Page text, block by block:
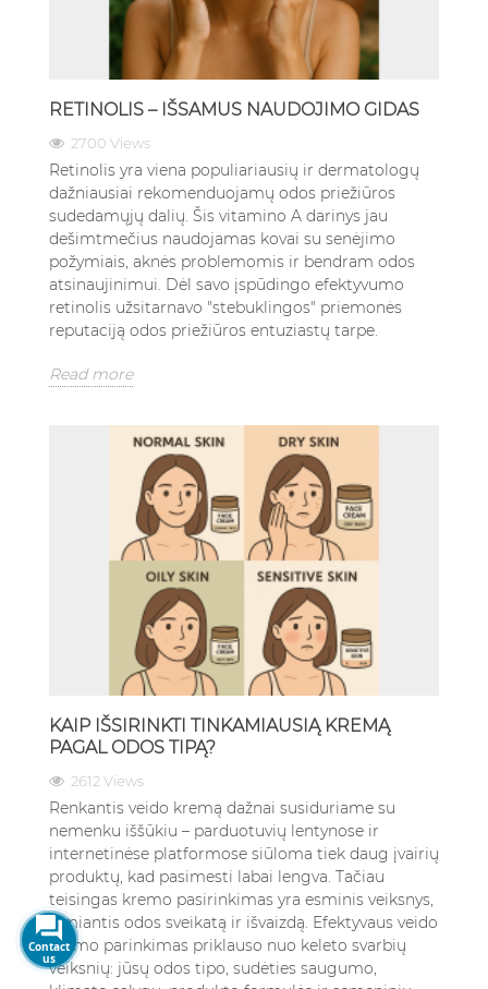
RETINOLIS – IŠSAMUS NAUDOJIMO GIDAS
2700 Views
Retinolis yra viena populiariausių ir dermatologų
dažniausiai rekomenduojamų odos priežiūros
sudedamųjų dalių. Šis vitamino A darinys jau
dešimtmečius naudojamas kovai su senėjimo
požymiais, aknės problemomis ir bendram odos
atsinaujinimui. Dėl savo įspūdingo efektyvumo
retinolis užsitarnavo "stebuklingos" priemonės
reputaciją odos priežiūros entuziastų tarpe.
Read more
KAIP IŠSIRINKTI TINKAMIAUSIĄ KREMĄ
PAGAL ODOS TIPĄ?
2612 Views
Renkantis veido kremą dažnai susiduriame su
nemenku iššūkiu – parduotuvių lentynose ir
internetinėse platformose siūloma tiek daug įvairių
produktų, kad pasimesti labai lengva. Tačiau
teisingas kremo pasirinkimas yra esminis veiksnys,
lemiantis odos sveikatą ir išvaizdą. Efektyvaus veido
kremo parinkimas priklauso nuo keleto svarbių
veiksnių: jūsų odos tipo, sudėties saugumo,
Contact
us